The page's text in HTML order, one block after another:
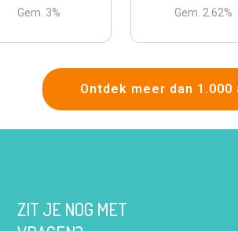
Gem. 3% Gem. 2.62%
Ontdek meer dan 1.000
ZIT JE NOG MET